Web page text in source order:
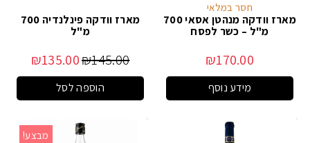
חסר במלאי
מארז וודקה מנהטן אסאי 700
מ"ל – כשר לפסח
₪170.00
מידע נוסף
מארז וודקה פינלנדיה 700
מ"ל
₪145.00
₪135.00
הוספה לסל
מבצע!